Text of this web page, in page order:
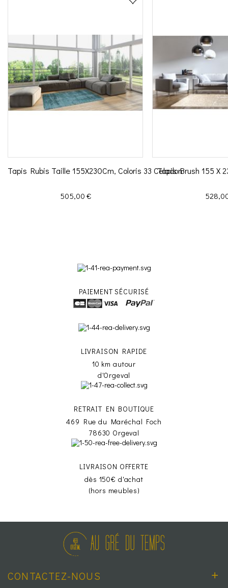
Tapis Rubis Taille 155X230Cm, Coloris 33 Celadon
Prix
505,00 €
Tapis Brush 155 X
Prix
PAIEMENT SÉCURISÉ
LIVRAISON RAPIDE
10 km autour
d'Orgeval
RETRAIT EN BOUTIQUE
469 Rue du Maréchal Foch
78630 Orgeval
LIVRAISON OFFERTE
dès 150€ d'achat
(hors meubles)
CONTACTEZ-NOUS